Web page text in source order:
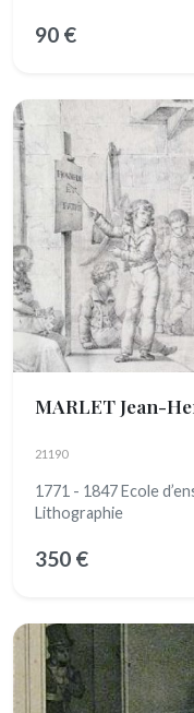
90 €
MARLET Jean-
21190
1771 - 1847 Ecole
Lithographie
350 €